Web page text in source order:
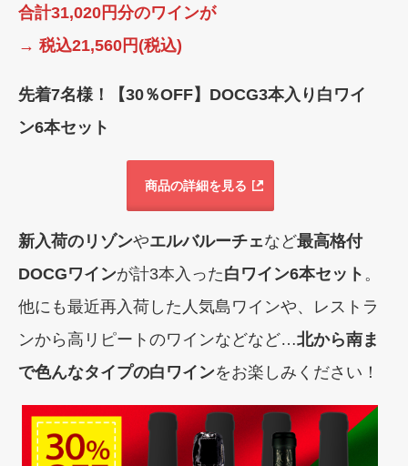
合計31,020円分のワインが
→ 税込21,560円(税込)
先着7名様！【30％OFF】DOCG3本入り白ワイ
ン6本セット
商品の詳細を見る
新入荷のリゾンやエルバルーチェなど最高格付
DOCGワインが計3本入った白ワイン6本セット 。
他にも最近再入荷した人気島ワインや、レストラ
ンから高リピートのワインなどなど…北から南ま
で色んなタイプの白ワインをお楽しみください！